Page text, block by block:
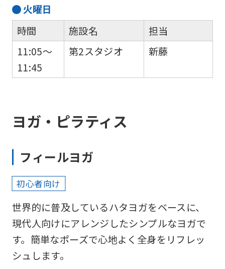
火曜日
時間
11:05～
11:45
施設名
第2スタジオ
担当
新藤
ヨガ・ピラティス
フィールヨガ
初心者向け
世界的に普及しているハタヨガをベースに、
現代人向けにアレンジしたシンプルなヨガで
す。簡単なポーズで心地よく全身をリフレッ
シュします。
may
be
translation.
from
the
original